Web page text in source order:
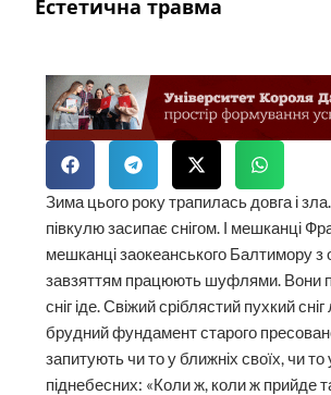
Естетична травма
Зима цього року трапилась довга і
півкулю засипає снігом. І мешканці
мешканці заокеанського Балтимору з
завзяттям працюють шуфлями. Вони
сніг іде. Свіжий сріблястий пухкий
брудний фундамент старого
запитують чи то у ближніх своїх, чи то
піднебесних: «Коли ж, коли ж прийде